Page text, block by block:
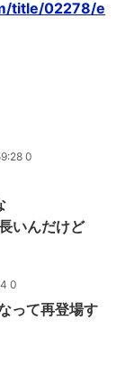
title/02278/e
0
いんだけど
0
って再登場す